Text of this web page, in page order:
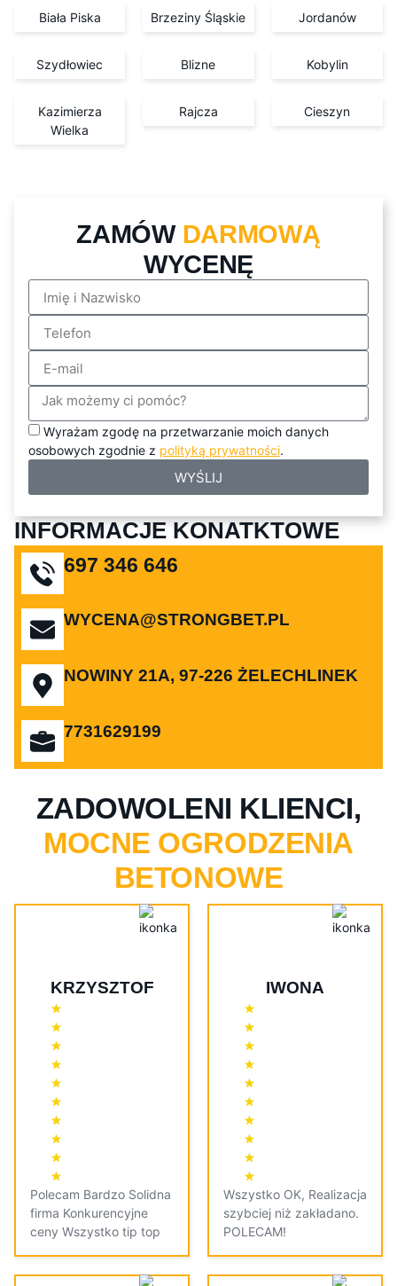
Biała Piska Brzeziny Śląskie Jordanów
Szydłowiec Blizne Kobylin
Kazimierza
Wielka
Rajcza Cieszyn
ZAMÓW DARMOWĄ
WYCENĘ
Wyrażam zgodę na przetwarzanie moich danych
osobowych zgodnie z polityką prywatności.
WYŚLIJ
INFORMACJE KONATKTOWE
697 346 646
WYCENA@STRONGBET.PL
NOWINY 21A, 97-226 ŻELECHLINEK
7731629199
ZADOWOLENI KLIENCI,
MOCNE OGRODZENIA
BETONOWE
KRZYSZTOF
Polecam Bardzo Solidna
firma Konkurencyjne
ceny Wszystko tip top
IWONA
Wszystko OK, Realizacja
szybciej niż zakładano.
POLECAM!